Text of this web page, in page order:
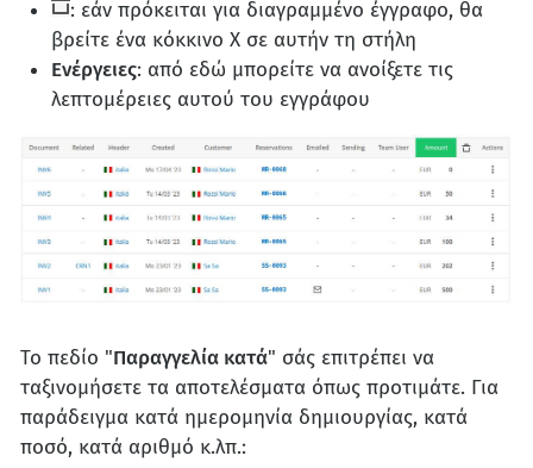
: εάν πρόκειται για διαγραμμένο έγγραφο, θα
βρείτε ένα κόκκινο X σε αυτήν τη στήλη
Ενέργειες: από εδώ μπορείτε να ανοίξετε τις
λεπτομέρειες αυτού του εγγράφου
Το πεδίο "Παραγγελία κατά" σάς επιτρέπει να
ταξινομήσετε τα αποτελέσματα όπως προτιμάτε. Για
παράδειγμα κατά ημερομηνία δημιουργίας, κατά
ποσό, κατά αριθμό κ.λπ.: